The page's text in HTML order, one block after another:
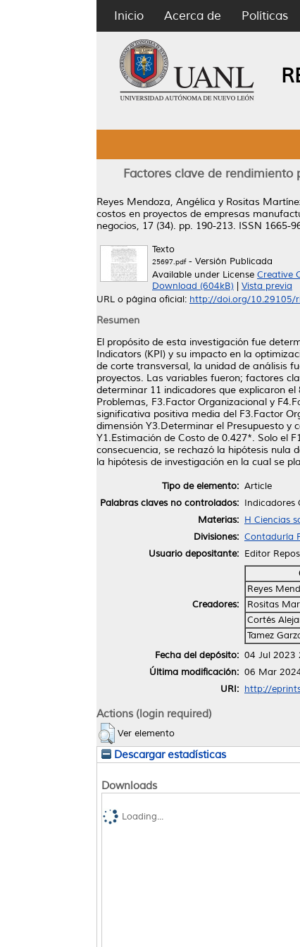
Inicio Acerca de Políticas
Factores clave de rendimiento
Reyes Mendoza, Angélica y Rositas
costos en proyectos de empresas
negocios, 17 (34). pp. 190-213. ISSN 1665-
Texto
25697.pdf- Versión Publicada
Available under License Creative
Download (604kB)
Vista previa
URL o página oficial: http://doi.org/10.29105/
Resumen
El propósito de esta investigación fue
Indicators (KPI) y su impacto en la
de corte transversal, la unidad de análisis
proyectos. Las variables fueron; factores
determinar 11 indicadores que explicaron
Problemas, F3.Factor Organizacional y
significativa positiva media del F3.Factor
dimensión Y3.Determinar el Presupuesto y
Y1.Estimación de Costo de 0.427*. Solo el
consecuencia, se rechazó la hipótesis nula
la hipótesis de investigación en la cual se
Tipo de elemento: Article
Palabras claves no controlados: Indicadores
Materias: H Ciencias
Divisiones: Contaduría
Usuario depositante: Editor
Creadores:
Reyes
Rositas
Cortés
Tamez
Fecha del depósito: 04 Jul 2023
Última modificación: 06 Mar
URI: http://
Actions (login required)
Ver elemento
Descargar estadísticas
Downloads
Loading...